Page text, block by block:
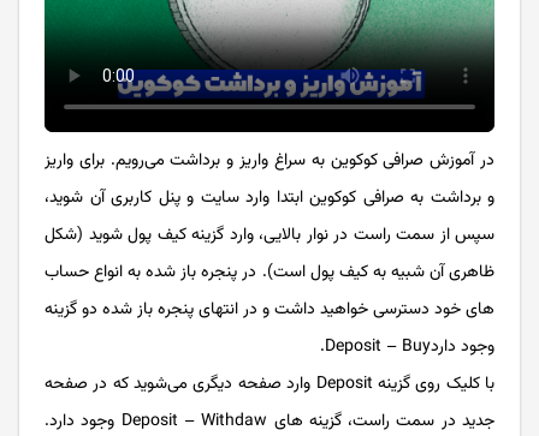
در آموزش صرافی کوکوین به سراغ واریز و برداشت می‌رویم. برای واریز
و برداشت به صرافی کوکوین ابتدا وارد سایت و پنل کاربری آن شوید،
سپس از سمت راست در نوار بالایی، وارد گزینه کیف پول شوید (شکل
ظاهری آن شبیه به کیف پول است). در پنجره باز شده به انواع حساب
های خود دسترسی خواهید داشت و در انتهای پنجره باز شده دو گزینه
وجود داردDeposit – Buy.
با کلیک روی گزینه Deposit وارد صفحه دیگری می­‌شوید که در صفحه
جدید در سمت راست، گزینه های Deposit – Withdaw وجود دارد.